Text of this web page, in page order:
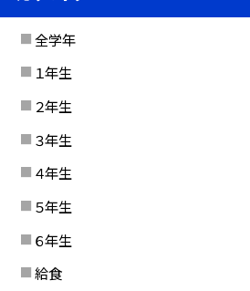
全学年
１年生
２年生
３年生
４年生
５年生
６年生
給食